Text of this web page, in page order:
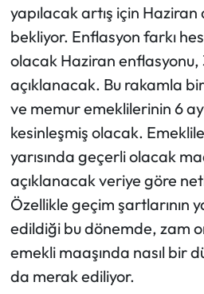
yapılacak artış için Haziran
bekliyor. Enflasyon farkı
olacak Haziran enflasyonu,
açıklanacak. Bu rakamla
ve memur emeklilerinin 6
kesinleşmiş olacak.
yarısında geçerli olacak
açıklanacak veriye göre
Özellikle geçim şartlarının
edildiği bu dönemde, zam
emekli maaşında nasıl bir
da merak ediliyor.